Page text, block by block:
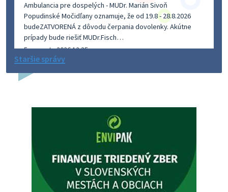
Ambulancia pre dospelých - MUDr. Marián Sivoň
Popudinské Močidľany oznamuje, že od 19.8 - 28.8.2026
budeZATVORENÁ z dôvodu čerpania dovolenky. Akútne
prípady bude riešiť MUDr.Fisch…
5. augusta 2026 12:35
4. augusta 2026 15:30
Dnešný zvoz odpadu
Vážený občan, dnes 5. 8. sa zváža komunálny odpad.
5. augusta 2026 05:00
Staršie správy